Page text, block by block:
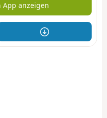
anzeigen